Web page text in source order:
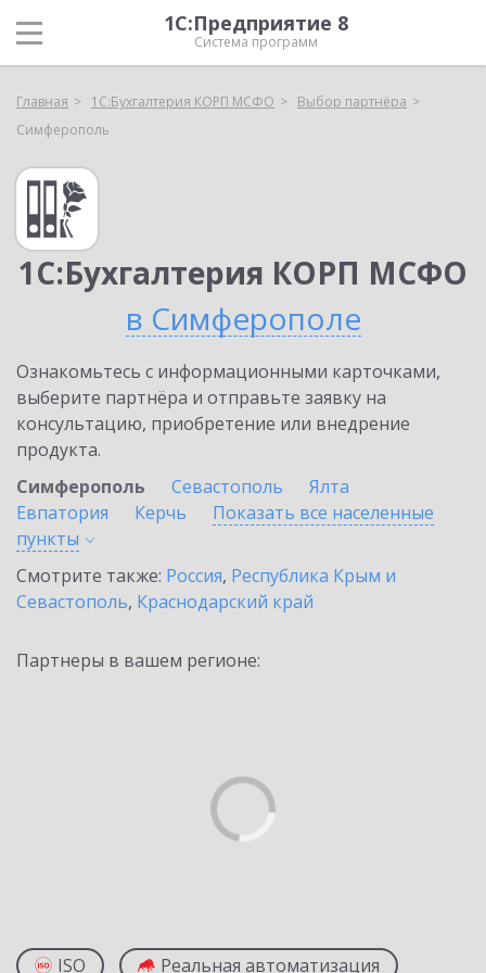
1С:Предприятие 8
Система программ
Главная 1С:Бухгалтерия КОРП МСФО
Выбор партнёра
Симферополь
1С:Бухгалтерия КОРП МСФО
в Симферополе
Ознакомьтесь с информационными карточками,
выберите партнёра и отправьте заявку на
консультацию, приобретение или внедрение
продукта.
Симферополь
Севастополь
Ялта
Евпатория
Керчь
Показать все населенные
пункты
Смотрите также: Россия, Республика Крым и
Севастополь, Краснодарский край
Партнеры в вашем регионе:
ISO Реальная автоматизация